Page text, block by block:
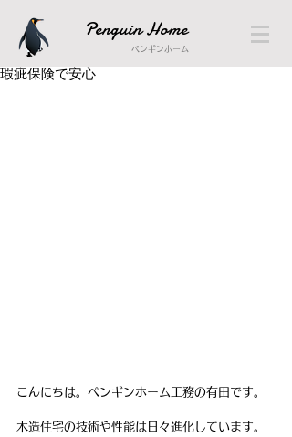
Penguin Home
ペンギンホーム
瑕疵保険で安心
こんにちは。ペンギンホーム工務の有田です。
木造住宅の技術や性能は日々進化しています。